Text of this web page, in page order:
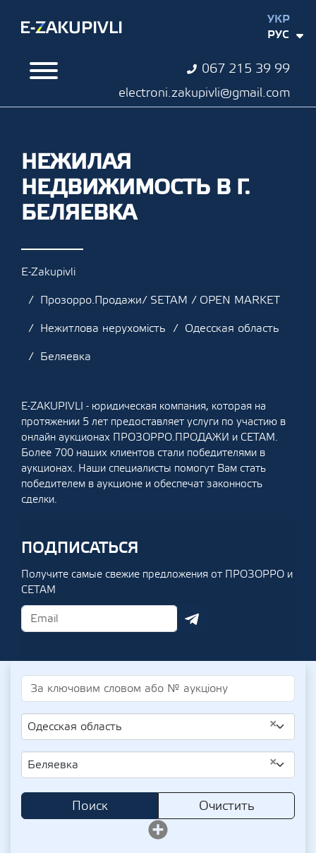
067 215 39 99
electroni.zakupivli@gmail.com
УКР
РУС
НЕЖИЛАЯ
НЕДВИЖИМОСТЬ В Г.
БЕЛЯЕВКА
E-Zakupivli
Прозорро.Продажи/ SETAM / OPEN MARKET
Нежитлова нерухомість
Одесская область
Беляевка
E-ZAKUPIVLI - юридическая компания, которая на
протяжении 5 лет предоставляет услуги по участию в
онлайн аукционах ПРОЗОРРО.ПРОДАЖИ и СЕТАМ.
Более 700 наших клиентов стали победителями в
аукционах. Наши специалисты помогут Вам стать
победителем в аукционе и обеспечат законность
сделки.
ПОДПИСАТЬСЯ
Получите самые свежие предложения от ПРОЗОРРО и
СЕТАМ
×
Одесская область
×
Беляевка
Поиск Очистить